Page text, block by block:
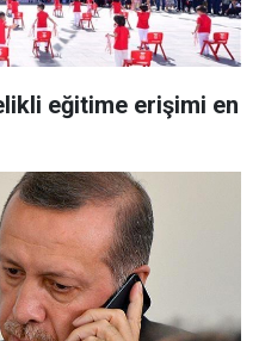
eğitime erişimi en